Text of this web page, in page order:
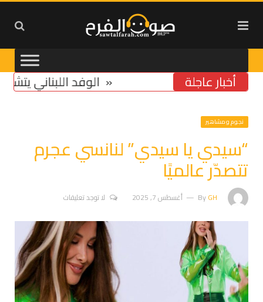
أخبار عاجلة الوفد اللبناني
نجوم ومشاهير
“سيدي يا سيدي” لنانسي عجرم
تتصدّر عالميًا
ByGH أغسطس 7, 2025 لا توجد تعليقات